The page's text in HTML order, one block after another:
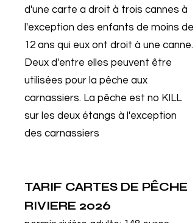
d'une carte a droit à trois cannes à
l'exception des enfants de moins de
12 ans qui eux ont droit à une canne.
Deux d'entre elles peuvent être
utilisées pour la pêche aux
carnassiers. La pêche est no KILL
sur les deux étangs à l'exception
des carnassiers
TARIF CARTES DE PÊCHE
RIVIERE 2026